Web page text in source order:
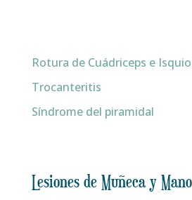
Rotura de Cuádriceps e
Trocanteritis
Síndrome del piramidal
Lesiones de Muñeca y Mano